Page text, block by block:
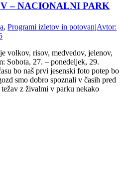
– NACIONALNI PARK
, Programi izletov in potovanjAvtor:
volkov, risov, medvedov, jelenov,
27. – ponedeljek, 29.
bo naš prvi jesenski foto potep bo
smo dobro spoznali v časih pred
z živalmi v parku nekako